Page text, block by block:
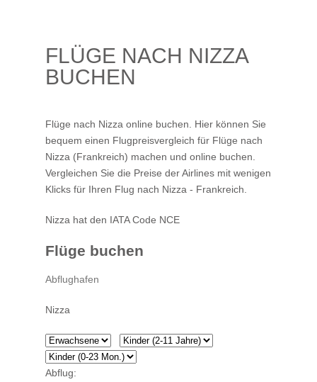
FLÜGE NACH NIZZA
BUCHEN
Flüge nach Nizza online buchen. Hier können Sie
bequem einen Flugpreisvergleich für Flüge nach
Nizza (Frankreich) machen und online buchen.
Vergleichen Sie die Preise der Airlines mit wenigen
Klicks für Ihren Flug nach Nizza - Frankreich.
Nizza hat den IATA Code NCE
Flüge buchen
Abflug: